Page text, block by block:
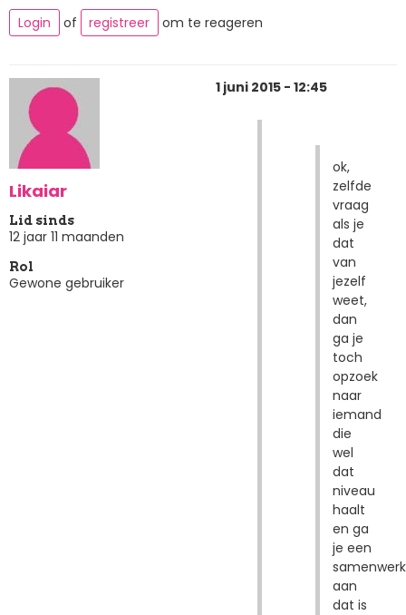
Login
of registreer om te reageren
Likaiar
Lid sinds
12 jaar 11 maanden
Rol
Gewone gebruiker
1 juni 2015 - 12:45
ok,
zelfde
vraag
als je
dat
van
jezelf
weet,
dan
ga je
toch
opzoek
naar
iemand
die
wel
dat
niveau
haalt
en ga
je een
aan
dat is